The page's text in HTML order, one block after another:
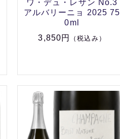
ワ・デュ・レザン No.3
アルバリーニョ 2025 75
0ml
3,850円
（税込み）